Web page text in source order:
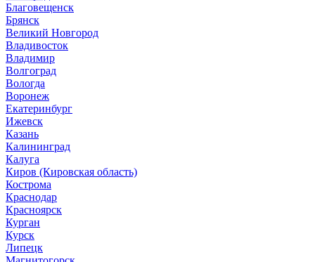
Благовещенск
Брянск
Великий Новгород
Владивосток
Владимир
Волгоград
Вологда
Воронеж
Екатеринбург
Ижевск
Казань
Калининград
Калуга
Киров (Кировская область)
Кострома
Краснодар
Красноярск
Курган
Курск
Липецк